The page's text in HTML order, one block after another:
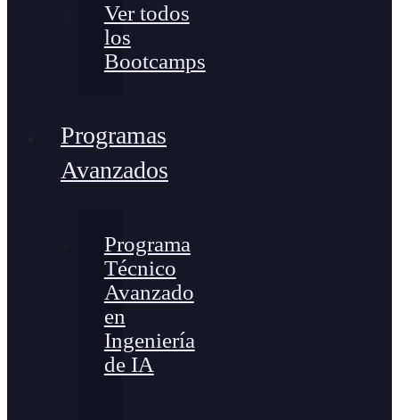
Ver todos
los
Bootcamps
Programas
Avanzados
Programa
Técnico
Avanzado
en
Ingeniería
de IA